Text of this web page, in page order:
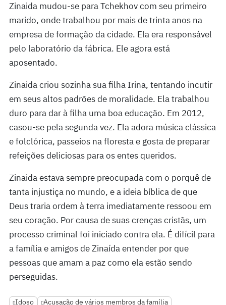
Zinaida mudou-se para Tchekhov com seu primeiro
marido, onde trabalhou por mais de trinta anos na
empresa de formação da cidade. Ela era responsável
pelo laboratório da fábrica. Ele agora está
aposentado.
Zinaida criou sozinha sua filha Irina, tentando incutir
em seus altos padrões de moralidade. Ela trabalhou
duro para dar à filha uma boa educação. Em 2012,
casou-se pela segunda vez. Ela adora música clássica
e folclórica, passeios na floresta e gosta de preparar
refeições deliciosas para os entes queridos.
Zinaida estava sempre preocupada com o porquê de
tanta injustiça no mundo, e a ideia bíblica de que
Deus traria ordem à terra imediatamente ressoou em
seu coração. Por causa de suas crenças cristãs, um
processo criminal foi iniciado contra ela. É difícil para
a família e amigos de Zinaída entender por que
pessoas que amam a paz como ela estão sendo
perseguidas.
Idoso Acusação de vários membros da família